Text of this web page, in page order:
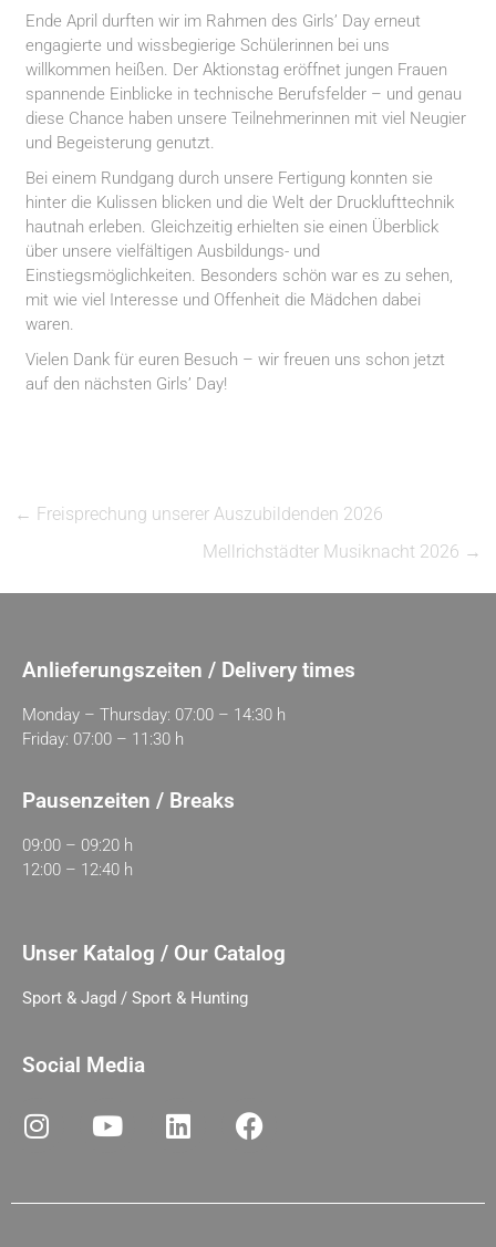
Ende April durften wir im Rahmen des Girls’ Day erneut
engagierte und wissbegierige Schülerinnen bei uns
willkommen heißen. Der Aktionstag eröffnet jungen Frauen
spannende Einblicke in technische Berufsfelder – und genau
diese Chance haben unsere Teilnehmerinnen mit viel Neugier
und Begeisterung genutzt.
Bei einem Rundgang durch unsere Fertigung konnten sie
hinter die Kulissen blicken und die Welt der Drucklufttechnik
hautnah erleben. Gleichzeitig erhielten sie einen Überblick
über unsere vielfältigen Ausbildungs- und
Einstiegsmöglichkeiten. Besonders schön war es zu sehen,
mit wie viel Interesse und Offenheit die Mädchen dabei
waren.
Vielen Dank für euren Besuch – wir freuen uns schon jetzt
auf den nächsten Girls’ Day!
← Freisprechung unserer Auszubildenden 2026
Mellrichstädter Musiknacht 2026 →
Anlieferungszeiten / Delivery times
Monday – Thursday: 07:00 – 14:30 h
Friday: 07:00 – 11:30 h
Pausenzeiten / Breaks
09:00 – 09:20 h
12:00 – 12:40 h
Unser Katalog / Our Catalog
Sport & Jagd / Sport & Hunting
Social Media